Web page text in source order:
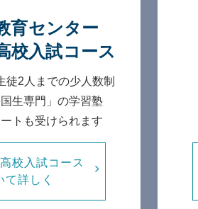
育センター
校入試コース
徒2人までの少人数制
生専門」の学習塾
トも受けられます
校入試コース
て詳しく